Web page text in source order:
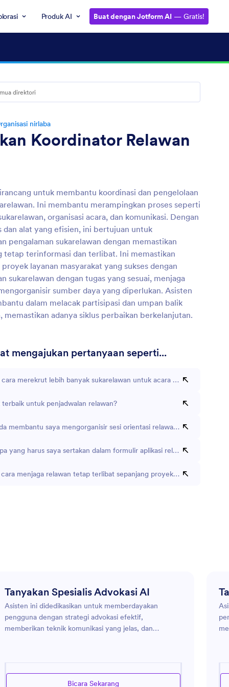
Produk AI Buat dengan Jotform AI — Gratis!
nirlaba
Koordinator Relawan
untuk membantu koordinasi dan pengelolaan
Ini membantu merampingkan proses seperti
organisasi acara, dan komunikasi. Dengan
dan alat yang efisien, ini bertujuan untuk
pengalaman sukarelawan dengan memastikan
tetap terinformasi dan terlibat. Ini memastikan
proyek layanan masyarakat yang sukses dengan
sukarelawan dengan tugas yang sesuai, menjaga
sumber daya yang diperlukan. Asisten
dalam melacak partisipasi dan umpan balik
memastikan adanya siklus perbaikan berkelanjutan.
mengajukan pertanyaan seperti...
cara merekrut lebih banyak sukarelawan untuk acara yang akan
untuk penjadwalan relawan?
membantu saya mengorganisir sesi orientasi relawan?
yang harus saya sertakan dalam formulir aplikasi relawan?
menjaga relawan tetap terlibat sepanjang proyek jangka panjang?
Tanyakan Spesialis Advokasi AI
Asisten ini didedikasikan untuk memberdayakan
pengguna dengan strategi advokasi efektif,
memberikan teknik komunikasi yang jelas, dan
menyempurnakan upaya advokasi mereka,
memungkinkan mereka mempengaruhi kebijakan,
Bicara Sekarang